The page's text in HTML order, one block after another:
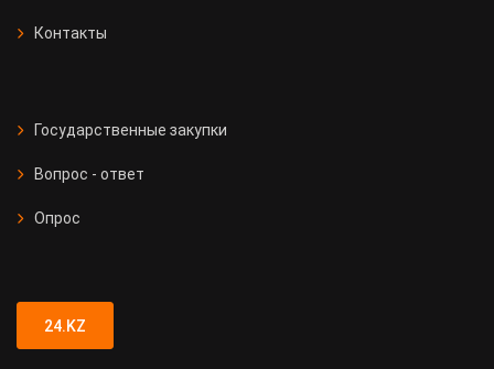
Контакты
Государственные закупки
Вопрос - ответ
Опрос
24.KZ